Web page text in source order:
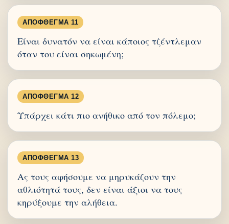
ΑΠΌΦΘΕΓΜΑ 11
Είναι δυνατόν να είναι κάποιος τζέντλεμαν
όταν του είναι σηκωμένη;
ΑΠΌΦΘΕΓΜΑ 12
Υπάρχει κάτι πιο ανήθικο από τον πόλεμο;
ΑΠΌΦΘΕΓΜΑ 13
Ας τους αφήσουμε να μηρυκάζουν την
αθλιότητά τους, δεν είναι άξιοι να τους
κηρύξουμε την αλήθεια.